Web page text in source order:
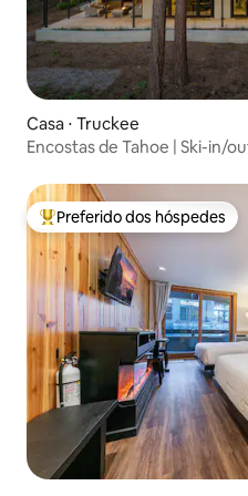
Casa ⋅ Truckee
Encostas de Tahoe | Ski-in/
Entre os melhores preferidos
Preferido dos hóspedes